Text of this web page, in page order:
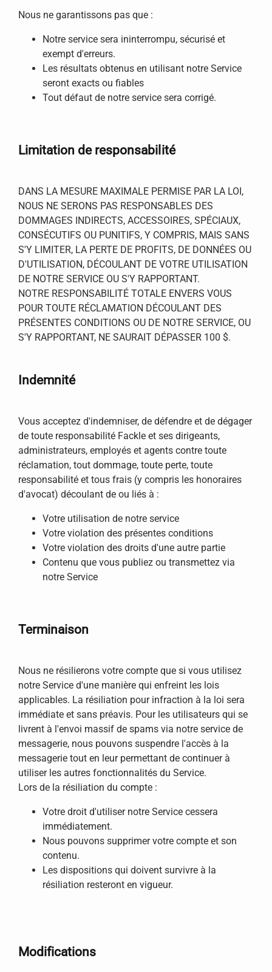
Nous ne garantissons pas que :
Notre service sera ininterrompu, sécurisé et
exempt d'erreurs.
Les résultats obtenus en utilisant notre Service
seront exacts ou fiables
Tout défaut de notre service sera corrigé.
Limitation de responsabilité
DANS LA MESURE MAXIMALE PERMISE PAR LA LOI,
NOUS NE SERONS PAS RESPONSABLES DES
DOMMAGES INDIRECTS, ACCESSOIRES, SPÉCIAUX,
CONSÉCUTIFS OU PUNITIFS, Y COMPRIS, MAIS SANS
S'Y LIMITER, LA PERTE DE PROFITS, DE DONNÉES OU
D'UTILISATION, DÉCOULANT DE VOTRE UTILISATION
DE NOTRE SERVICE OU S'Y RAPPORTANT.
NOTRE RESPONSABILITÉ TOTALE ENVERS VOUS
POUR TOUTE RÉCLAMATION DÉCOULANT DES
PRÉSENTES CONDITIONS OU DE NOTRE SERVICE, OU
S'Y RAPPORTANT, NE SAURAIT DÉPASSER 100 $.
Indemnité
Vous acceptez d'indemniser, de défendre et de dégager
de toute responsabilité Fackle et ses dirigeants,
administrateurs, employés et agents contre toute
réclamation, tout dommage, toute perte, toute
responsabilité et tous frais (y compris les honoraires
d'avocat) découlant de ou liés à :
Votre utilisation de notre service
Votre violation des présentes conditions
Votre violation des droits d'une autre partie
Contenu que vous publiez ou transmettez via
notre Service
Terminaison
Nous ne résilierons votre compte que si vous utilisez
notre Service d'une manière qui enfreint les lois
applicables. La résiliation pour infraction à la loi sera
immédiate et sans préavis. Pour les utilisateurs qui se
livrent à l'envoi massif de spams via notre service de
messagerie, nous pouvons suspendre l'accès à la
messagerie tout en leur permettant de continuer à
utiliser les autres fonctionnalités du Service.
Lors de la résiliation du compte :
Votre droit d'utiliser notre Service cessera
immédiatement.
Nous pouvons supprimer votre compte et son
contenu.
Les dispositions qui doivent survivre à la
résiliation resteront en vigueur.
Modifications